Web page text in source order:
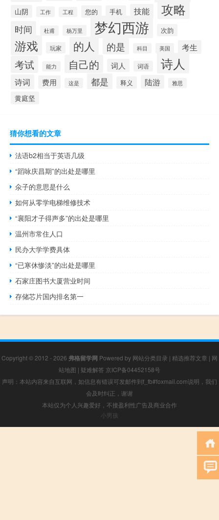
山阴 工作 工程 您的 手机 技能 攻略
时间 杜甫 杨万里 梦幻西游 次韵
游戏 玩家 的人 的是 科目 美国 考生
考试 能力 自己的 词人 词语 诗人
诗词 费用 这是 都是 释义 陆游 雅思
黄庭坚
猜你想看的文章
法语b2相当于英语几级
“蹈咏庆昌期”的出处是哪里
氽子的意思是什么
如何从零学电梯维修技术
“襄阳才子得声多”的出处是哪里
温州市常住人口
民办大学学费具体
“已寒休惨淡”的出处是哪里
石家庄图书大厦营业时间
存储芯片国内排名第一
Copyright © 2012 - 2026 弗格留学网 Powered by 网站分类目录 | 精选推荐文章 | 网
站地图 | 疑难解答 京ICP备04452158号
声明：本站内容来自互联网，如信息有错误可发邮件到f_fb#foxmail.com说明，我们
会及时纠正，谢谢
本站仅为个人兴趣爱好，不接盈利性广告及商业合作
小男孩